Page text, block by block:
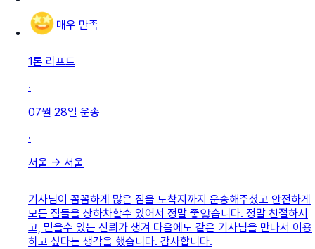
매우 만족
1톤 리프트
·
07월 28일 운송
·
서울 → 서울
기사님이 꼼꼼하게 많은 짐을 도착지까지 운송해주셨고 안전하게
모든 짐들을 상하차할수 있어서 정말 좋앟습니다. 정말 친절하시
고, 믿을수 있는 신뢰가 생겨 다음에도 같은 기사님을 만나서 이용
하고 싶다는 생각을 했습니다. 감사합니다.